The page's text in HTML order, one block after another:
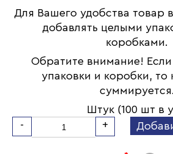
Для Вашего удобства товар
добавлять целыми
коробками.
Обратите внимание!
упаковки и коробки, то
суммируется.
Штук (100 шт в
-
+